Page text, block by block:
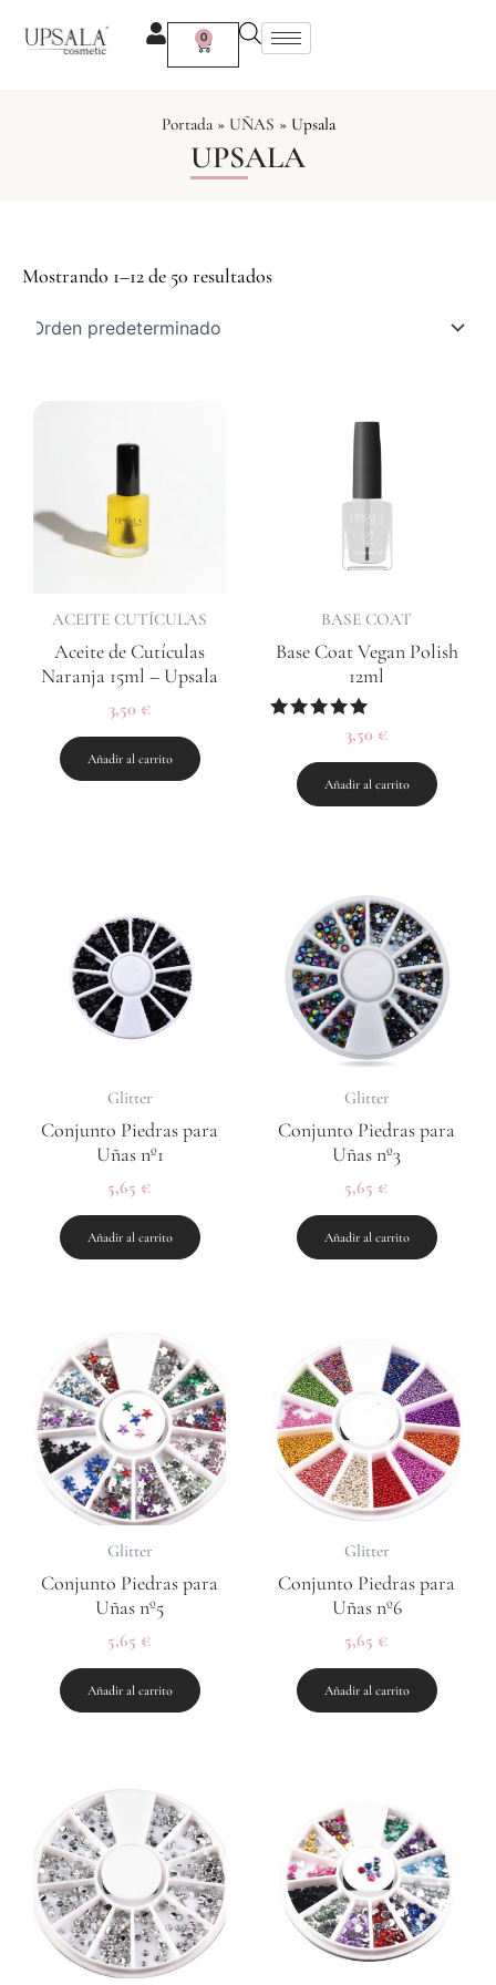
contenido
0
Carrito
Portada» UÑAS » Upsala
UPSALA
Mostrando 1–12 de 50 resultados
ACEITE CUTÍCULAS
Aceite de Cutículas
Naranja 15ml – Upsala
3,50 €
Añadir al carrito
BASE COAT
Base Coat Vegan Polish
12ml
Valorado
5.00
de 5
3,50 €
Añadir al carrito
Glitter
Conjunto Piedras para
Uñas nº1
5,65 €
Añadir al carrito
Glitter
Conjunto Piedras para
Uñas nº3
5,65 €
Añadir al carrito
Glitter
Conjunto Piedras para
Uñas nº5
5,65 €
Añadir al carrito
Glitter
Conjunto Piedras para
Uñas nº6
5,65 €
Añadir al carrito